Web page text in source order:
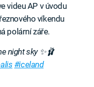
videu AP v úvodu
víkendu
polární záře.
night sky ✨🩰
#iceland